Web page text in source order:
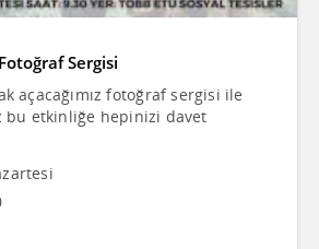
Sergisi
açacağımız fotoğraf sergisi ile
bu etkinliğe hepinizi davet